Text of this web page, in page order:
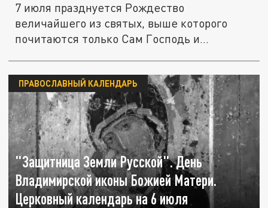
7 июля празднуется Рождество
величайшего из святых, выше которого
почитаются только Сам Господь и
"Защитница Земли Русской". День
Владимирской иконы Божией Матери.
Церковный календарь на 6 июля
ПРАВОСЛАВНЫЙ КАЛЕНДАРЬ